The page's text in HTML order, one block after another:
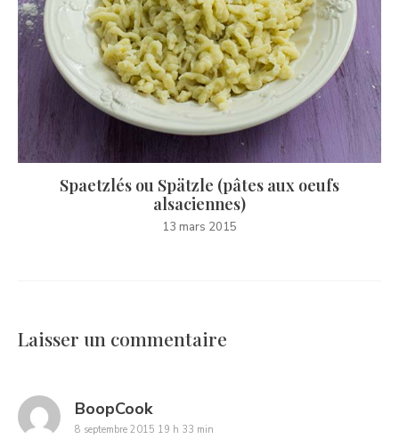
Spaetzlés ou Spätzle (pâtes aux oeufs
alsaciennes)
13 mars 2015
Laisser un commentaire
BoopCooksays:
8 septembre 2015 19 h 33 min